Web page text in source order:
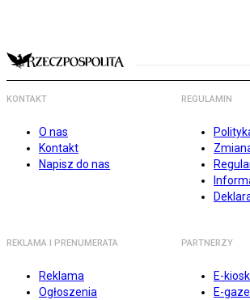
KONTAKT
O nas
Kontakt
Napisz do nas
REGULAMIN
REKLAMA I PRENUMERATA
Reklama
Ogłoszenia
PARTNERZY
E-
E-